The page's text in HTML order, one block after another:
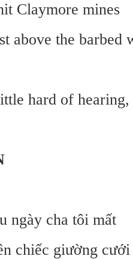
Claymore mines
above the barbed
hard of hearing,
ngày cha tôi mất
chiếc giường cưới